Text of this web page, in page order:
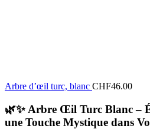
Arbre d’œil turc, blanc CHF46.00
🌿✨ Arbre Œil Turc Blanc –
une Touche Mystique dans